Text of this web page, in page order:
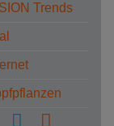
Trends